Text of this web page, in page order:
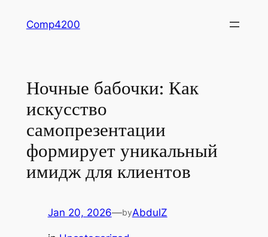
Comp4200
Ночные бабочки: Как
искусство
самопрезентации
формирует уникальный
имидж для клиентов
Jan 20, 2026—byAbdulZ